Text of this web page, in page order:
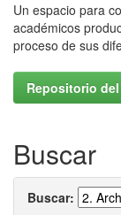
Un espacio para
académicos
proceso de sus
Repositorio del
Buscar
Buscar: